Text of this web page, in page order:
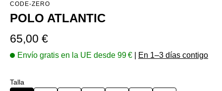
CODE-ZERO
POLO ATLANTIC
Precio normal:
65,00 €
Envío gratis en la UE desde 99 € En 1–3 días contigo
Seleccione
Talla